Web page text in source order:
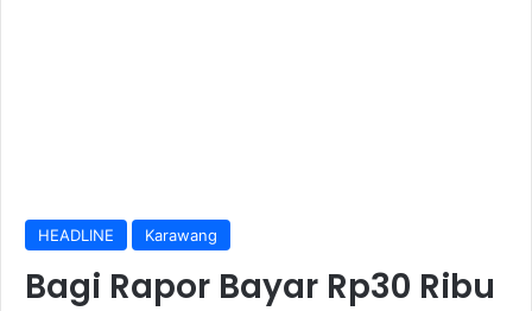
HEADLINE Karawang
Bagi Rapor Bayar Rp30 Ribu